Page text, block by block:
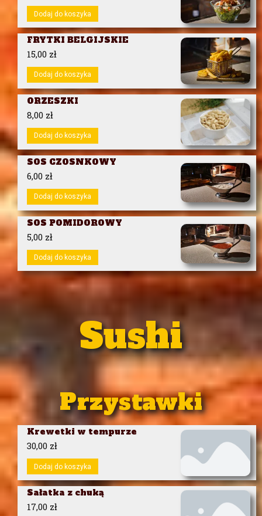
Dodaj do koszyka
FRYTKI BELGIJSKIE
15,00 zł
Dodaj do koszyka
ORZESZKI
8,00 zł
Dodaj do koszyka
SOS CZOSNKOWY
6,00 zł
Dodaj do koszyka
SOS POMIDOROWY
5,00 zł
Dodaj do koszyka
Sushi
Przystawki
Krewetki w tempurze
30,00 zł
Dodaj do koszyka
Sałatka z chuką
17,00 zł